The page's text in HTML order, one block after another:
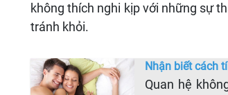
không thích nghi kịp với những sự
tránh khỏi.
Nhận biết cách
Quan hệ